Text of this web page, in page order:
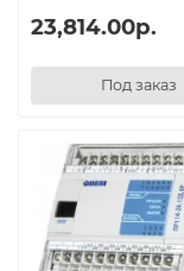
23,814.00р.
Под заказ